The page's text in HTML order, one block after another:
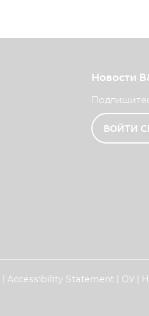
Новости
ВОЙТИ
Accessibility Statement ОУ